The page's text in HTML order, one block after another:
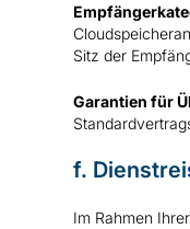
Sitz der
Garantien für
f.
Im Rahmen